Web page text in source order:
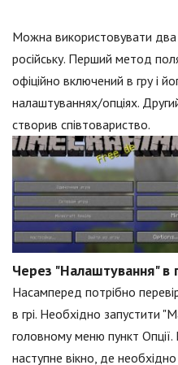
Можна використовувати
російську. Перший метод
офіційно включений в гру і
налаштуваннях/опціях.
створив співтовариство.
Через "Налаштування" в
Насамперед потрібно
в грі. Необхідно запустити
головному меню пункт
наступне вікно, де